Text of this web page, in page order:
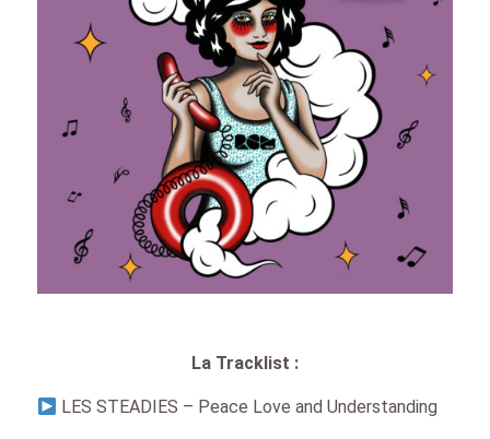
La Tracklist :
LES STEADIES – Peace Love and Understanding